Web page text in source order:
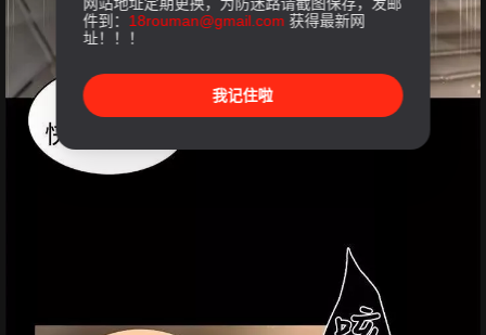
件到： 18rouman@gmail.com 获得最新网
址！！！
我记住啦